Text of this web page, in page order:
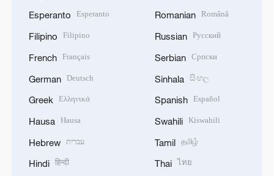
Esperanto Esperanto
Filipino Filipino
French Français
German Deutsch
Greek Ελληνικά
Hausa Hausa
Hebrew עברית
Hindi हिन्दी
Romanian Română
Russian Русский
Serbian Српски
Sinhala සිංහල
Spanish Español
Swahili Kiswahili
Tamil தமிழ்
Thai ไทย